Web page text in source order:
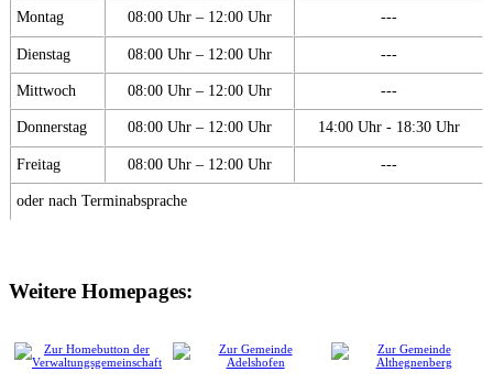
Montag 08:00 Uhr – 12:00 Uhr ---
Dienstag 08:00 Uhr – 12:00 Uhr ---
Mittwoch 08:00 Uhr – 12:00 Uhr ---
Donnerstag 08:00 Uhr – 12:00 Uhr 14:00 Uhr - 18:30 Uhr
Freitag 08:00 Uhr – 12:00 Uhr ---
oder nach Terminabsprache
Weitere Homepages: